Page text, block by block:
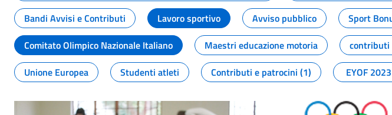
Bandi Avvisi e Contributi
Lavoro sportivo Avviso pubblico Sport
Comitato Olimpico Nazionale Italiano
Maestri educazione motoria contributi
Unione Europea
Studenti atleti Contributi e patrocini (1) EYOF 2023